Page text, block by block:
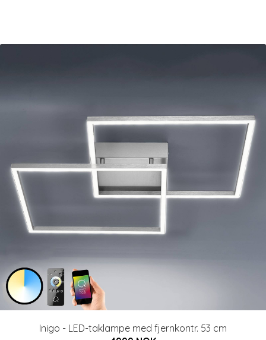
Inigo - LED-taklampe med fjernkontr. 53 cm